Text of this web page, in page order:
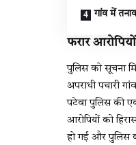
गांव में
फरार
पुलिस को सूचना
अपराधी पचारी
पटेवा पुलिस की
आरोपियों को
हो गई और पुलिस